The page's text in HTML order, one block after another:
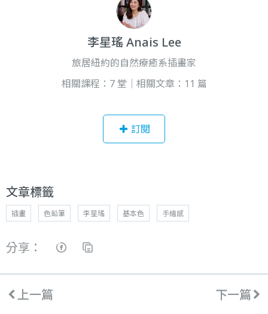
李星瑤 Anais Lee
旅居紐約的自然療癒系插畫家
相關課程：7 堂｜相關文章：11 篇
訂閱
文章標籤
插畫 色鉛筆 李星瑤 基本色 手繪感
分享：
上一篇
下一篇